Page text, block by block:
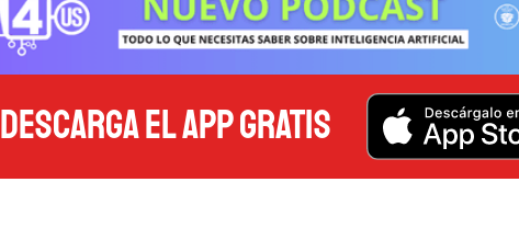
DESCARGA EL APP GRATIS